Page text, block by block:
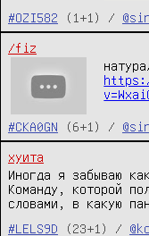
#OZI582
(1+1) /
/fiz
#CKA0GN (6+1) /
хуита
Иногда я забываю
Команду, которой
словами, в какую
#LELS9D
(23+1) /